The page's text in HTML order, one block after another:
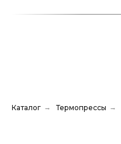
Каталог → Термопрессы →